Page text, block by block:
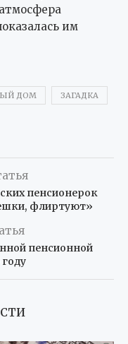
им
ДОМ ЗАГАДКА
пенсионерок
флиртуют»
пенсионной